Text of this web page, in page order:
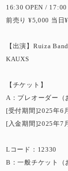
16:30 OPEN / 17:00
前売り ¥5,000 当日
【出演】Ruiza
KAUXS
【チケット】
A：プレオーダー（
[受付期間]2025年6
[入金期間]2025年7
Lコード：12330
B：一般チケット（